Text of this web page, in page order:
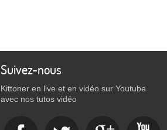
Suivez-nous
Kittoner en live et en vidéo sur Youtube
avec nos tutos vidéo